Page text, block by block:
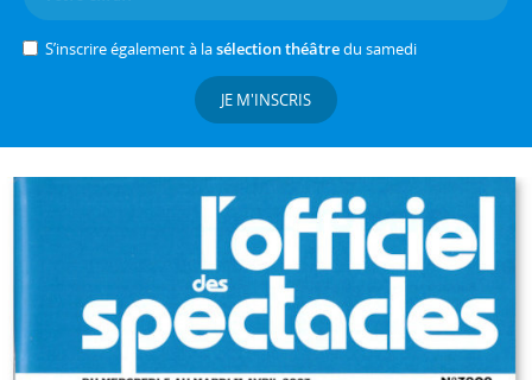
S’inscrire également à lasélection théâtredu samedi
JE M'INSCRIS